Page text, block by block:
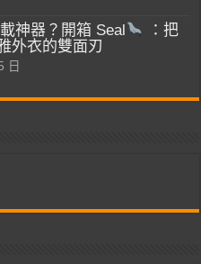
神器？開箱 Seal
：把
外衣的雙面刃
日